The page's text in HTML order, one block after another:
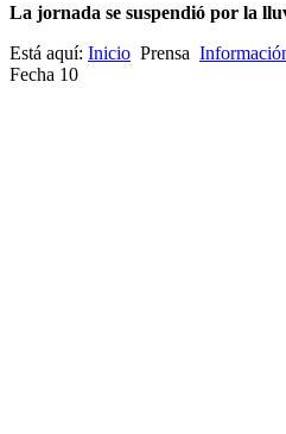
La jornada se suspendió por la
Está aquí: Inicio Prensa
Fecha 10